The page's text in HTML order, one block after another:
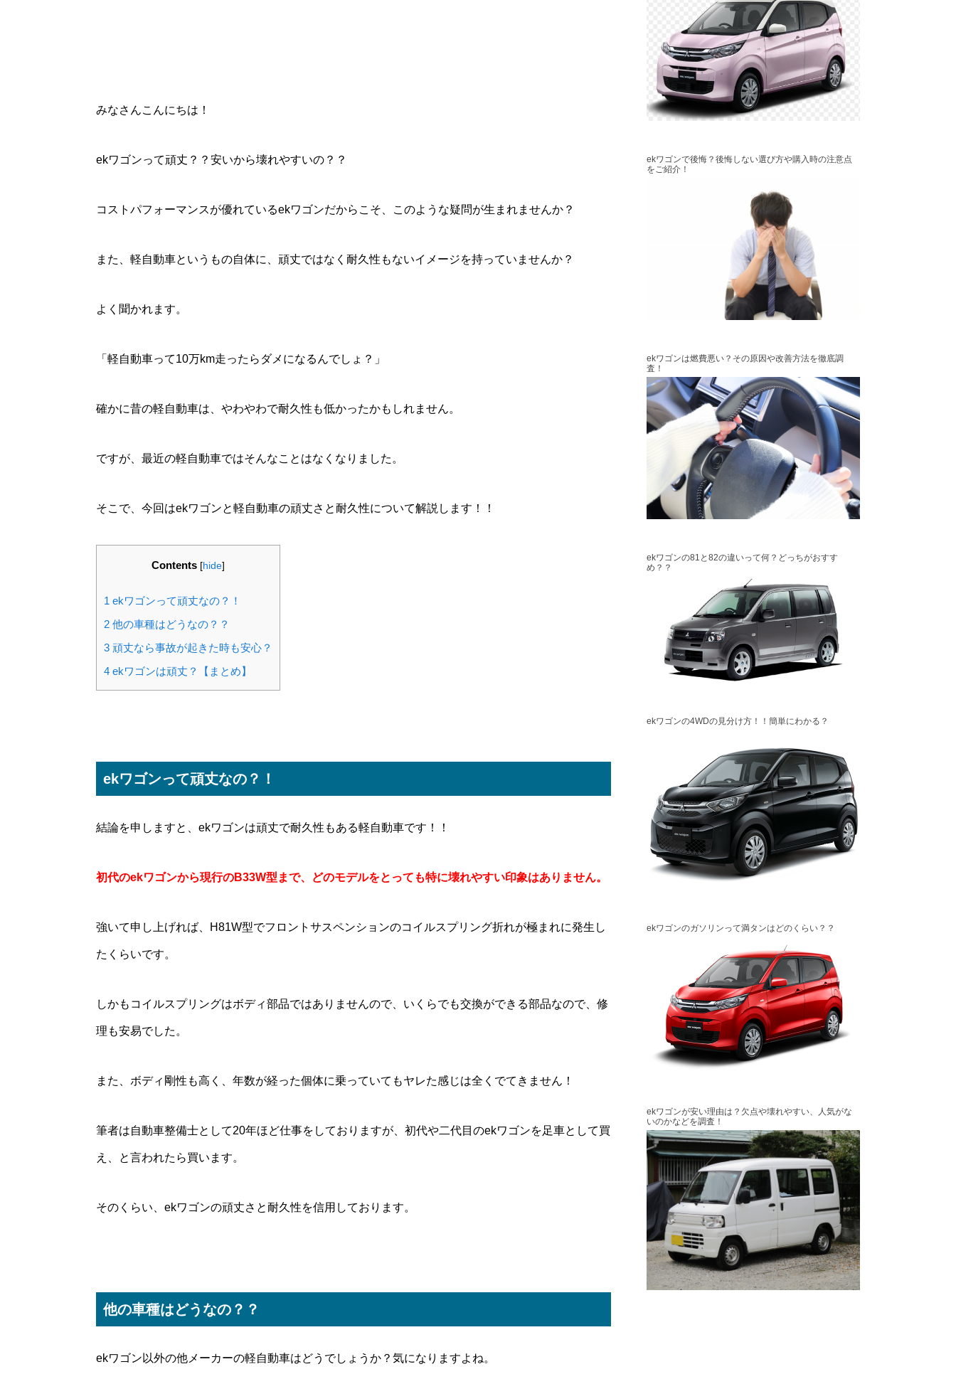
みなさんこんにちは！
ekワゴンって頑丈？？安いから壊れやすいの？？
コストパフォーマンスが優れているekワゴンだからこそ、このような疑問が生まれませんか？
また、軽自動車というもの自体に、頑丈ではなく耐久性もないイメージを持っていませんか？
よく聞かれます。
「軽自動車って10万km走ったらダメになるんでしょ？」
確かに昔の軽自動車は、やわやわで耐久性も低かったかもしれません。
ですが、最近の軽自動車ではそんなことはなくなりました。
そこで、今回はekワゴンと軽自動車の頑丈さと耐久性について解説します！！
Contents [hide]
1 ekワゴンって頑丈なの？！
2 他の車種はどうなの？？
3 頑丈なら事故が起きた時も安心？
4 ekワゴンは頑丈？【まとめ】
ekワゴンって頑丈なの？！
結論を申しますと、ekワゴンは頑丈で耐久性もある軽自動車です！！
初代のekワゴンから現行のB33W型まで、どのモデルをとっても特に壊れやすい印象はありません。
強いて申し上げれば、H81W型でフロントサスペンションのコイルスプリング折れが極まれに発生し
たくらいです。
しかもコイルスプリングはボディ部品ではありませんので、いくらでも交換ができる部品なので、修
理も安易でした。
また、ボディ剛性も高く、年数が経った個体に乗っていてもヤレた感じは全くでてきません！
筆者は自動車整備士として20年ほど仕事をしておりますが、初代や二代目のekワゴンを足車として買
え、と言われたら買います。
そのくらい、ekワゴンの頑丈さと耐久性を信用しております。
他の車種はどうなの？？
ekワゴン以外の他メーカーの軽自動車はどうでしょうか？気になりますよね。
ekワゴンで後悔？後悔しない選び方や購入時の注意点
をご紹介！
ekワゴンは燃費悪い？その原因や改善方法を徹底調
査！
ekワゴンの81と82の違いって何？どっちがおすす
め？？
ekワゴンの4WDの見分け方！！簡単にわかる？
ekワゴンのガソリンって満タンはどのくらい？？
ekワゴンが安い理由は？欠点や壊れやすい、人気がな
いのかなどを調査！